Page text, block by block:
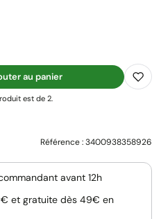
au panier
est de 2.
Référence :3400938358926
avant 12h
et gratuite dès 49€ en